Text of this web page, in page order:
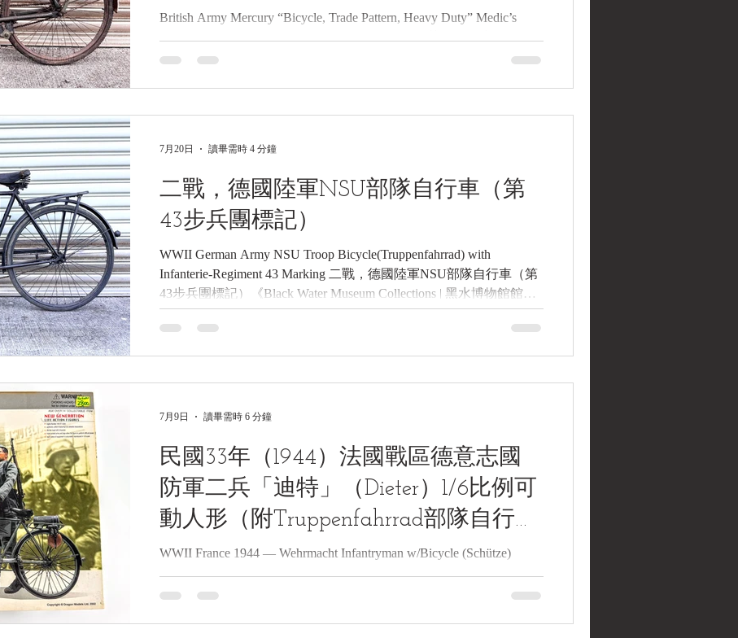
British Army Mercury “Bicycle, Trade Pattern, Heavy Duty” Medic’s
(Mercury)醫護勤務重型自行車（附急救箱）《Black Water Museum
英文名稱：British Army Mercury “Bicycle, Trade Pattern, Heavy Duty”
M5589；車架右側鋼印6/VEH/172 45；上管資產標牌ERDE 358／
W.A. 29351 製造年份：民國36年(1947)，依英國BSA暨軍用自行車
博物館（The BSA & Military Bicycle Museum）登錄資料.
二戰，德國陸軍NSU部隊自行車（第
43步兵團標記）
WWII German Army NSU Troop Bicycle(Truppenfahrrad) with
Infanterie-Regiment 43 Marking 二戰，德國陸軍NSU部隊自行車（第
43步兵團標記）《Black Water Museum Collections | 黑水博物館館
藏》 1. 基本資料 文物名稱： 二戰，德國陸軍NSU部隊自行車（第
43步兵團標記） 英文名稱： WWII German Army NSU Troop
（Black Water Museum） 2. 藏品說明 本件為德國 NSU 製造的軍用
擋泥板，配置後貨架、打氣筒、皮革彈簧座墊、前燈、後反光器及
車架內側懸掛式
7月20日 讀畢需時 4 分鐘
民國33年（1944）法國戰區德意志國
防軍二兵「迪特」（Dieter）1/6比例可
動人形（附Truppenfahrrad部隊自行
車）
WWII France 1944 — Wehrmacht Infantryman w/Bicycle (Schütze)
Truppenfahrrad, Dragon Models, 2002 民國33年（1944）法國戰區德
7月9日 讀畢需時 6 分鐘